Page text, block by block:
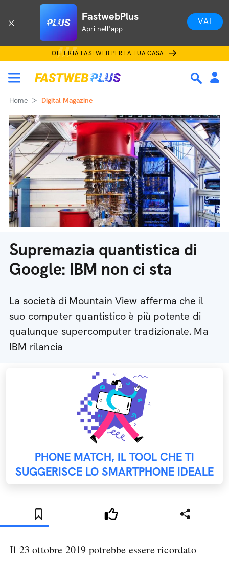
FastwebPlus
Apri nell'app
VAI
OFFERTA FASTWEB PER LA TUA CASA
Home Digital Magazine
Supremazia quantistica di
Google: IBM non ci sta
La società di Mountain View afferma che il
suo computer quantistico è più potente di
qualunque supercomputer tradizionale. Ma
IBM rilancia
PHONE MATCH, IL TOOL CHE TI
SUGGERISCE LO SMARTPHONE IDEALE
Il 23 ottobre 2019 potrebbe essere ricordato